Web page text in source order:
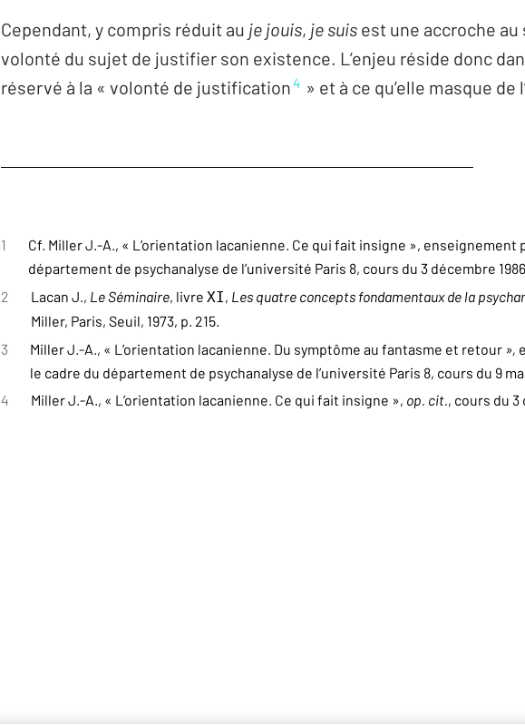
Cependant, y compris réduit au je jouis, je suis est une accroche
volonté du sujet de justifier son existence. L’enjeu réside donc
réservé à la « volonté de justification4 » et à ce qu’elle masque de
1
Cf. Miller J.-A., « L’orientation lacanienne. Ce qui fait insigne », enseignement
département de psychanalyse de l’université Paris 8, cours du 3 décembre
2
Lacan J., Le Séminaire, livre XI, Les quatre concepts fondamentaux de la
Miller, Paris, Seuil, 1973, p. 215.
3
Miller J.-A., « L’orientation lacanienne. Du symptôme au fantasme et retour »,
le cadre du département de psychanalyse de l’université Paris 8, cours du 9
4
Miller J.-A., « L’orientation lacanienne. Ce qui fait insigne », op. cit., cours du 3